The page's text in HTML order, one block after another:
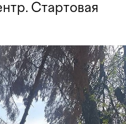
Стартовая